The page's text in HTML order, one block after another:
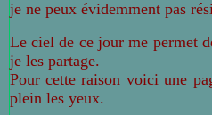
je ne peux évidemment pas
Le ciel de ce jour me permet
je les partage.
Pour cette raison voici une
plein les yeux.